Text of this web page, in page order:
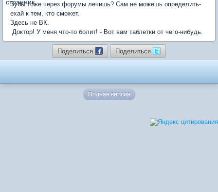
Зубы тоже через форумы лечишь? Сам не можешь определить-
ехай к тем, кто сможет.
Здесь не ВК.
Доктор! У меня что-то болит! - Вот вам таблетки от чего-нибудь.
Поделиться Поделиться
Полная версия